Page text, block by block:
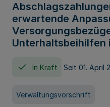
erwartende
Unterhaltsbeihilfen
In Kraft Seit 01. April
Verwaltungsvorschrift